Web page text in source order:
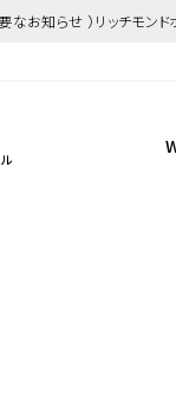
要なお知らせ ）リッチモ